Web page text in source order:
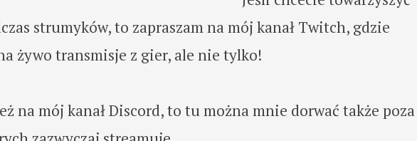
strumyków, to zapraszam na mój kanał Twitch, gdzie
żywo transmisje z gier, ale nie tylko!
na mój kanał Discord, to tu można mnie dorwać także poza